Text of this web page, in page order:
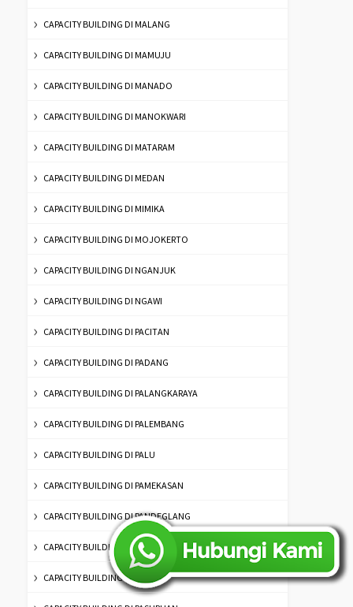
CAPACITY BUILDING DI MALANG
CAPACITY BUILDING DI MAMUJU
CAPACITY BUILDING DI MANADO
CAPACITY BUILDING DI MANOKWARI
CAPACITY BUILDING DI MATARAM
CAPACITY BUILDING DI MEDAN
CAPACITY BUILDING DI MIMIKA
CAPACITY BUILDING DI MOJOKERTO
CAPACITY BUILDING DI NGANJUK
CAPACITY BUILDING DI NGAWI
CAPACITY BUILDING DI PACITAN
CAPACITY BUILDING DI PADANG
CAPACITY BUILDING DI PALANGKARAYA
CAPACITY BUILDING DI PALEMBANG
CAPACITY BUILDING DI PALU
CAPACITY BUILDING DI PAMEKASAN
CAPACITY BUILDING DI PANDEGLANG
CAPACITY BUILDING DI PANGKALPINANG
CAPACITY BUILDING DI PASER